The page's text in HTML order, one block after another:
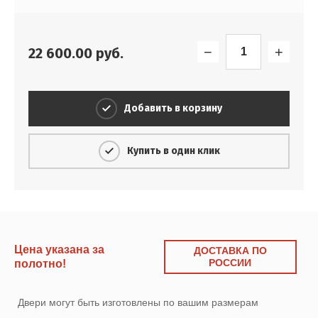
22 600.00 руб. − +
Добавить в корзину
Купить в один клик
Цена указана за
полотно!
ДОСТАВКА ПО
РОССИИ
Двери могут быть изготовлены по вашим размерам